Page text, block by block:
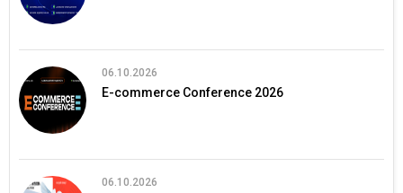
06.10.2026
E-commerce Conference 2026
06.10.2026